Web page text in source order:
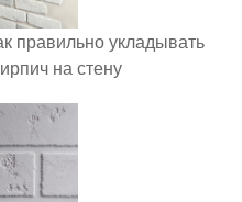
правильно укладывать
на стену